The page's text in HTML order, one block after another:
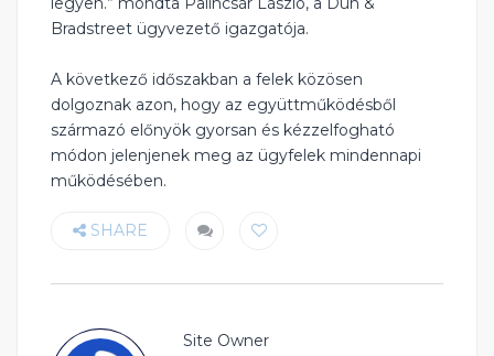
Bradstreet ügyvezető igazgatója.
A következő időszakban a felek közösen
dolgoznak azon, hogy az együttműködésből
származó előnyök gyorsan és kézzelfogható
módon jelenjenek meg az ügyfelek mindennapi
működésében.
SHARE
Site Owner